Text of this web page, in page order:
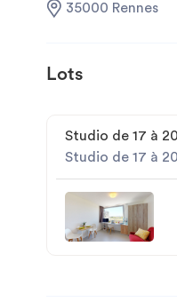
35000 Rennes
Lots
Studio de 17 à
Studio de 17 à